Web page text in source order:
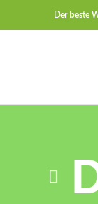
Der beste